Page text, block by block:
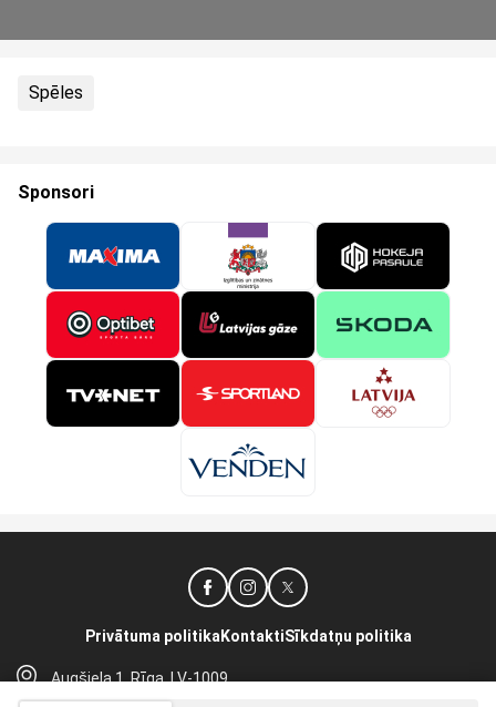
Spēles
Sponsori
Augšiela 1, Rīga, LV-1009
Privātuma politika KontaktiSīkdatņu politika